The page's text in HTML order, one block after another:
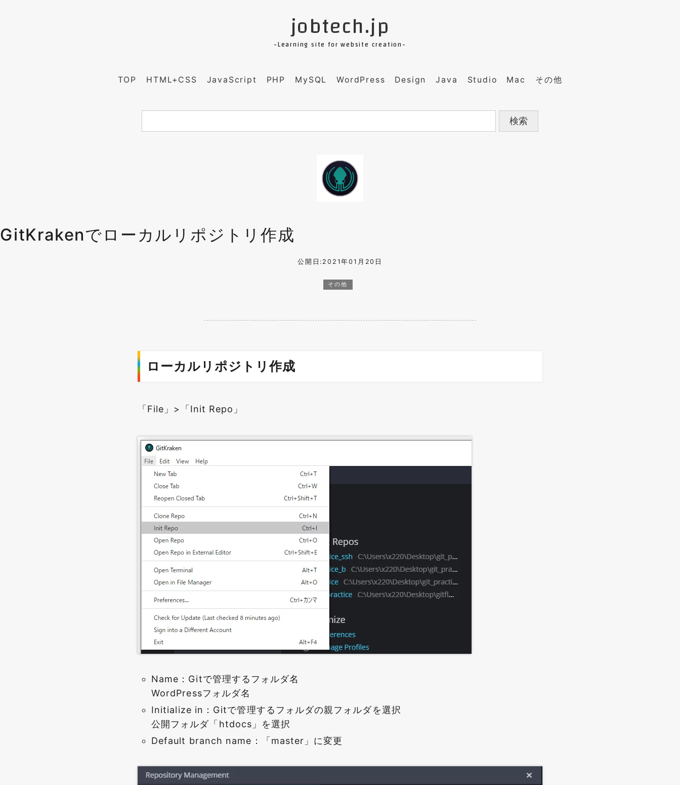
jobtech.jp
-Learning site for website creation-
TOP HTML+CSS JavaScript PHP MySQL WordPress Design Java Studio Mac その他
GitKrakenでローカルリポジトリ作成
公開日:2021年01月20日
その他
ローカルリポジトリ作成
「File」>「Init Repo」
Name：Gitで管理するフォルダ名
WordPressフォルダ名
Initialize in：Gitで管理するフォルダの親フォルダを選択
公開フォルダ「htdocs」を選択
Default branch name：「master」に変更